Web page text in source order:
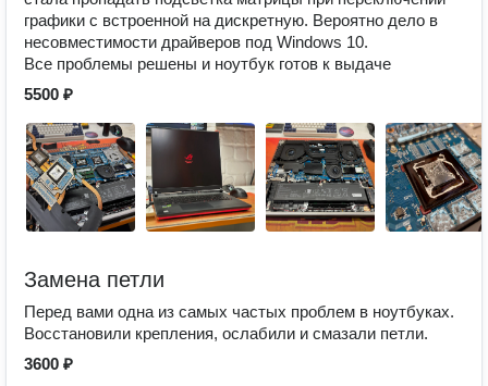
графики с встроенной на дискретную. Вероятно дело в
несовместимости драйверов под Windows 10.
Все проблемы решены и ноутбук готов к выдаче
5500 ₽
Замена петли
Перед вами одна из самых частых проблем в ноутбуках.
Восстановили крепления, ослабили и смазали петли.
3600 ₽